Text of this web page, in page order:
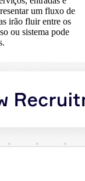
um fluxo de
irão fluir entre os
ou sistema pode